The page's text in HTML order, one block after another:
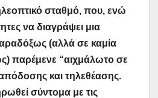
σταθμό, που, ενώ
να διαγράψει μια
(αλλά σε καμία
παρέμενε “αιχμάλωτο σε
και τηλεθέασης.
σύντομα με τις